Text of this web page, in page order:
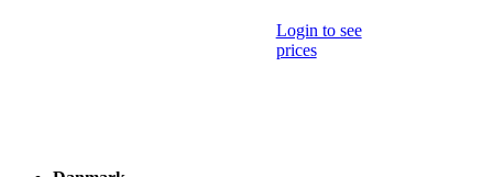
Login to see
prices